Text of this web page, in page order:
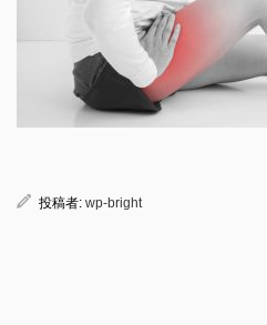
投稿者: wp-bright